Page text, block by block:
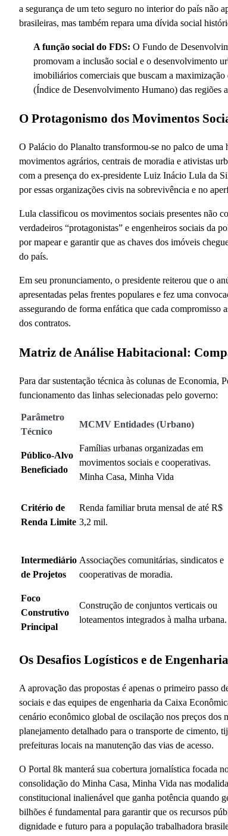
a segurança de um teto seguro no interior do país não
brasileiras, mas também repara uma dívida social
A função social do FDS: O Fundo de
promovam a inclusão social e o desenvolvimento
imobiliários comerciais que buscam a
(Índice de Desenvolvimento Humano) das regiões
O Protagonismo dos Movimentos
O Palácio do Planalto transformou-se no palco de
movimentos agrários, centrais de moradia e ativistas
com a presença do ex-presidente Luiz Inácio Lula da
por essas organizações civis na sobrevivência e no
Lula classificou os movimentos sociais presentes não
verdadeiros “protagonistas” e engenheiros sociais da
por mapear e garantir que as chaves dos imóveis
do país.
Em seu pronunciamento, o presidente reiterou que o
apresentadas pelas frentes populares e fez uma
assegurando de forma enfática que cada
dos contratos.
Matriz de Análise Habitacional:
Para dar sustentação técnica às colunas de
funcionamento das linhas selecionadas pelo governo:
Parâmetro
Técnico
MCMV Entidades (Urbano)
Público-Alvo
Beneficiado
Famílias urbanas organizadas em
movimentos sociais e cooperativas.
Minha Casa, Minha Vida
Critério de
Renda Limite
Renda familiar bruta mensal de até R$
3,2 mil.
Intermediário
de Projetos
Associações comunitárias, sindicatos e
cooperativas de moradia.
Foco
Construtivo
Principal
Construção de conjuntos verticais ou
loteamentos integrados à malha urbana.
Os Desafios Logísticos e de
A aprovação das propostas é apenas o primeiro passo
sociais e das equipes de engenharia da Caixa
cenário econômico global de oscilação nos preços dos
planejamento detalhado para o transporte de cimento,
prefeituras locais na manutenção das vias de acesso.
O Portal 8k manterá sua cobertura jornalística focada
consolidação do Minha Casa, Minha Vida nas
constitucional inalienável que ganha potência quando
bilhões é fundamental para garantir que os recursos
dignidade e futuro para a população trabalhadora